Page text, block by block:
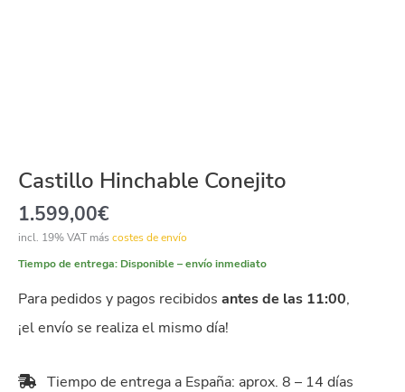
Castillo Hinchable Conejito
1.599,00€
incl. 19% VAT más costes de envío
Tiempo de entrega: Disponible – envío inmediato
Para pedidos y pagos recibidos antes de las 11:00,
¡el envío se realiza el mismo día!
Tiempo de entrega a España: aprox. 8 – 14 días